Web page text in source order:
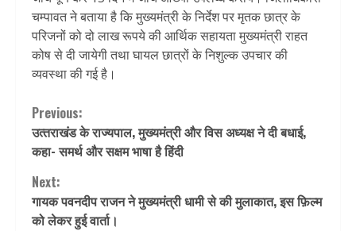
चम्पावत ने बताया है कि मुख्यमंत्री के निर्देश पर मृतक छात्र के
परिजनों को दो लाख रूपये की आर्थिक सहायता मुख्यमंत्री राहत
कोष से दी जायेगी तथा घायल छात्रों के निशुल्क उपचार की
व्यवस्था की गई है।
Continue
Reading
Previous:
उत्‍तराखंड के राज्यपाल, मुख्यमंत्री और विस अध्यक्ष ने दी बधाई,
कहा- समर्थ और सक्षम भाषा है हिंदी
Next:
गायक पवनदीप राजन ने मुख्यमंत्री धामी से की मुलाकात, इस फ़िल्म
को लेकर हुई वार्ता।